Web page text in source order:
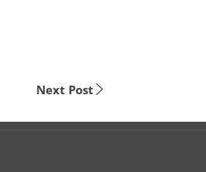
Next Post